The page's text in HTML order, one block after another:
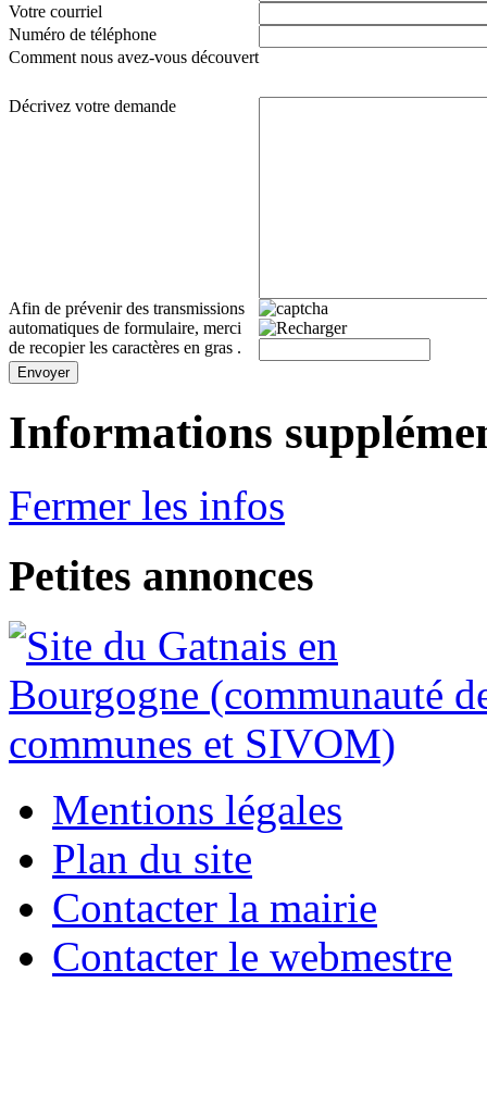
Votre courriel
Numéro de téléphone
Comment nous avez-vous découvert
Décrivez votre demande
Afin de prévenir des transmissions
automatiques de formulaire, merci
de recopier les caractères en gras .
Envoyer
Informations
Fermer les infos
Petites annonces
Mentions légales
Plan du site
Contacter la mairie
Contacter le webmestre